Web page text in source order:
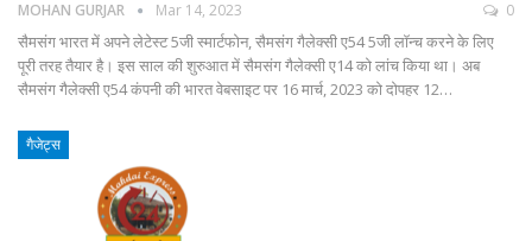
MOHAN GURJAR Mar 14, 2023 0
सैमसंग भारत में अपने लेटेस्ट 5जी स्मार्टफोन, सैमसंग गैलेक्सी ए54 5जी लॉन्च करने के लिए
पूरी तरह तैयार है। इस साल की शुरुआत में सैमसंग गैलेक्सी ए14 को लांच किया था। अब
सैमसंग गैलेक्सी ए54 कंपनी की भारत वेबसाइट पर 16 मार्च, 2023 को दोपहर 12…
गैजेट्स